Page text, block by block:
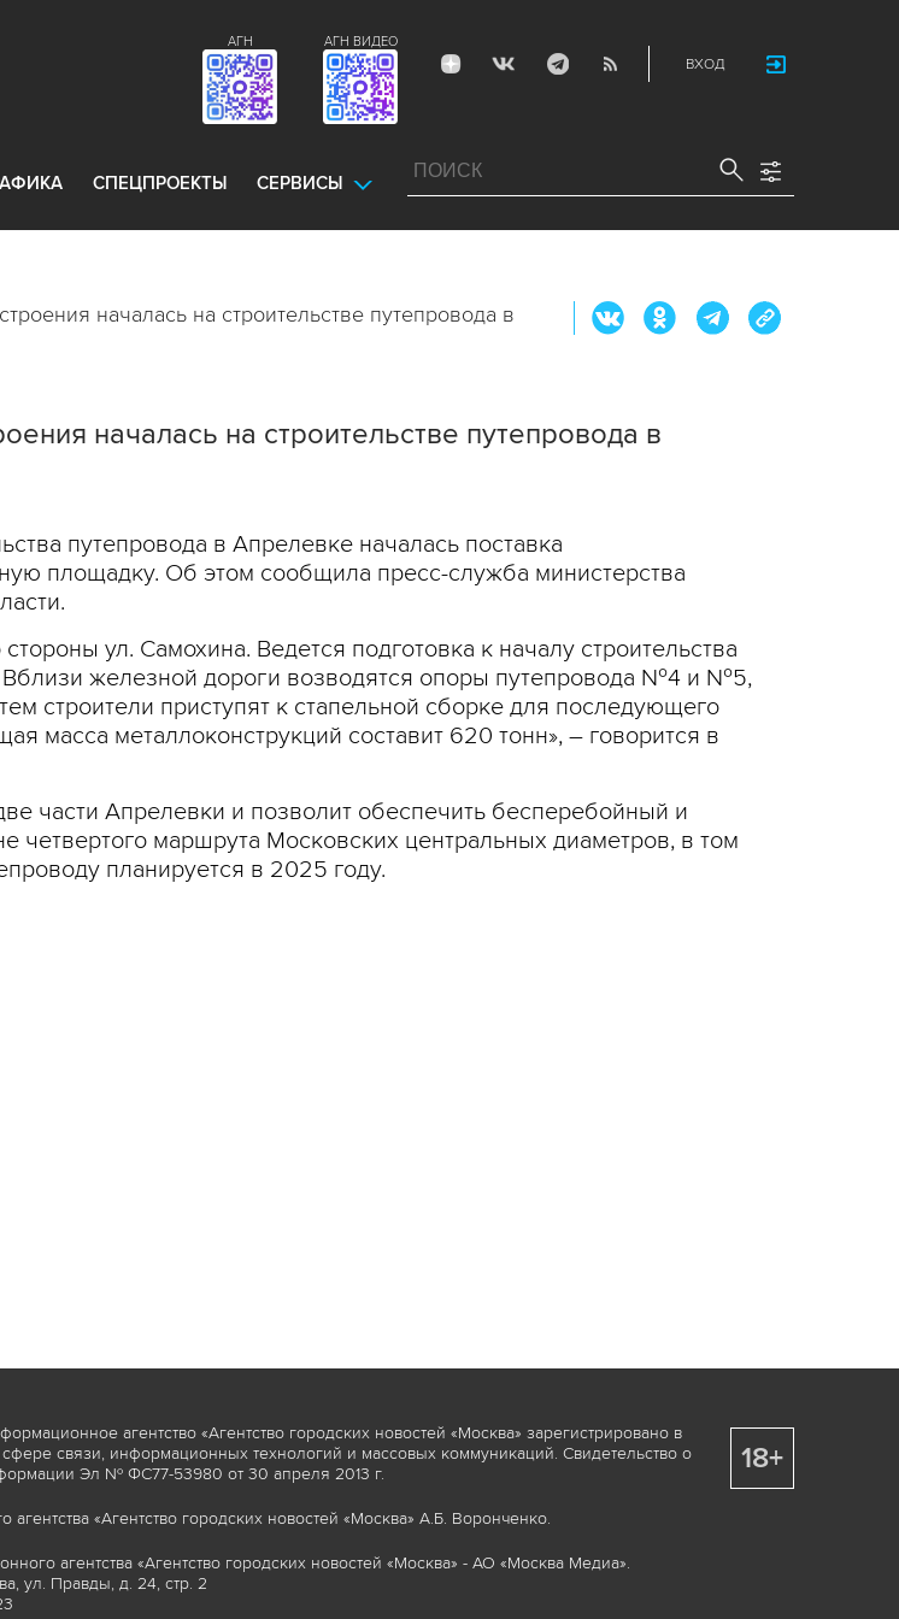
ВХОД
АГН ВИДЕО
АГН
СПЕЦПРОЕКТЫ СЕРВИСЫ
началась на строительстве путепровода в
началась на строительстве путепровода в
путепровода в Апрелевке началась поставка
площадку. Об этом сообщила пресс-служба министерства
ул. Самохина. Ведется подготовка к началу строительства
железной дороги возводятся опоры путепровода №4 и №5,
строители приступят к стапельной сборке для последующего
металлоконструкций составит 620 тонн», – говорится в
части Апрелевки и позволит обеспечить бесперебойный и
маршрута Московских центральных диаметров, в том
планируется в 2025 году.
агентство «Агентство городских новостей «Москва» зарегистрировано в
связи, информационных технологий и массовых коммуникаций. Свидетельство о
Эл № ФС77-53980 от 30 апреля 2013 г.
«Агентство городских новостей «Москва» А.Б. Воронченко.
агентства «Агентство городских новостей «Москва» - АО «Москва Медиа».
ул. Правды, д. 24, стр. 2
18+